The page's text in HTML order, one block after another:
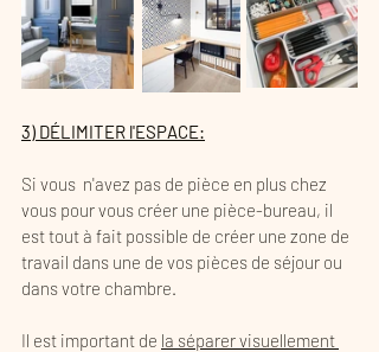
3) DÉLIMITER l'ESPACE:
Si vous  n'avez pas de pièce en plus chez
vous pour vous créer une pièce-bureau, il
est tout à fait possible de créer une zone de
travail dans une de vos pièces de séjour ou
dans votre chambre.
Il est important de la séparer visuellement